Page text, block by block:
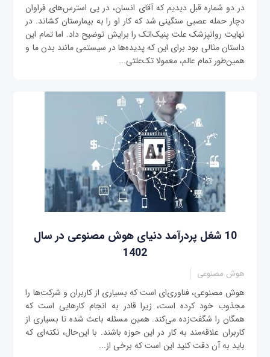
در دو شماره قبل دیدیم که آقای انسان، در پی استرس‌های فراوان
دچار حمله عصبی سنگینی شد که کار او را به بیمارستان کشاند. در
نهایت روانپزشک علت پنیک‌اتک را برایش توضیح داد. اما تمام این
داستان مثالی بود برای این که پدیده‌ها در سیستمی مانند بدن ما و
همین‌طور تمام عالم، معمولا تک‌علتی...
10 شغل پردرآمد دنیای هوش مصنوعی در سال
1402
هوش مصنوعی
هوش مصنوعی، فناوری‌ای است که بسیاری از کاربران و شرکت‌ها را
مجذوب خود کرده است، زیرا قادر به انجام کارهایی است که
همگان را شگفت‌زده می‌کند. همین مسئله باعث شده تا بسیاری از
کاربران علاقه‌مند به کار در این حوزه باشند. با این‌حال، نکته‌ای که
باید به آن دقت کنید این است که برخی از...